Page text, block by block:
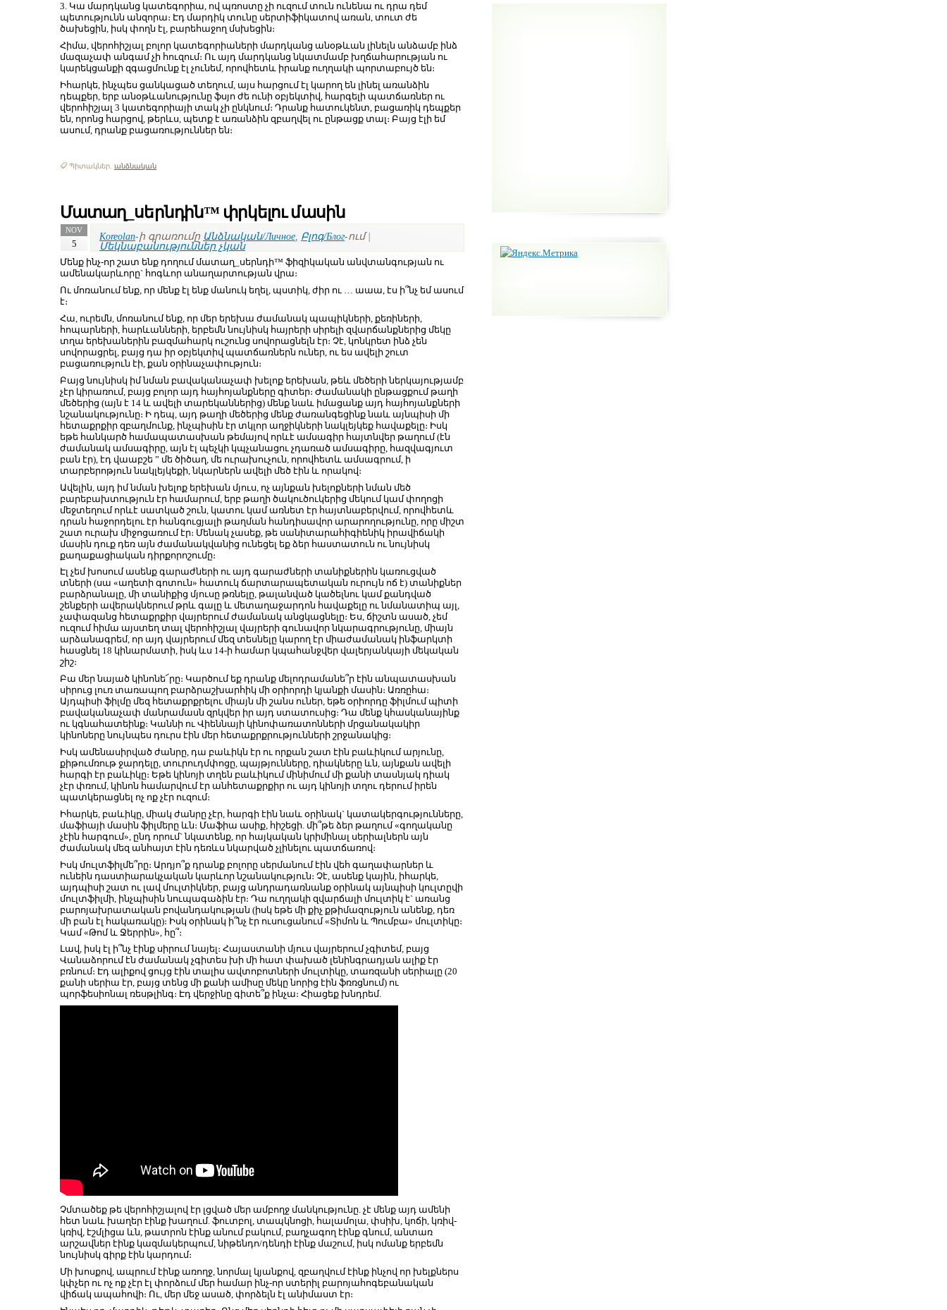
3. Կա մարդկանց կատեգորիա, ով պռոստը չի ուզում տուն ունենա ու դրա դեմ
պետությունն անզորա։ Էդ մարդիկ տունը սերտիֆիկատով առան, տուտ ժե
ծախեցին, իսկ փողն էլ, բարեհաջող մսխեցին։
Հիմա, վերոհիշյալ բոլոր կատեգորիաների մարդկանց անօթևան լինելն անձամբ ինձ
մազաչափ անգամ չի հուզում։ Ու այդ մարդկանց նկատմամբ խղճահարության ու
կարեկցանքի զգացմունք էլ չունեմ, որովհետև իրանք ուղղակի պորտաբույծ են։
Իհարկե, ինչպես ցանկացած տեղում, այս հարցում էլ կարող են լինել առանձին
դեպքեր, երբ անօթևանությունը ֆսյո ժե ունի օբյեկտիվ, հարգելի պատճառներ ու
վերոհիշյալ 3 կատեգորիայի տակ չի ընկնում։ Դրանք հատուկենտ, բացառիկ դեպքեր
են, որոնց հարցով, թերևս, պետք է առանձին զբաղվել ու ընթացք տալ։ Բայց էլի եմ
ասում, դրանք բացառություններ են։
Պիտակներ. անձնական
Մատաղ_սերնդին™ փրկելու մասին
NOV
5
Koreolan-ի գրառումը Անձնական/Личное Բլոգ/Блог-ում |
Մեկնաբանություններ չկան
Մենք ինչ-որ շատ ենք դողում մատաղ_սերնդի™ ֆիզիկական անվտանգության ու
ամենակարևորը` հոգևոր անաղարտության վրա։
Ու մոռանում ենք, որ մենք էլ ենք մանուկ եղել, պստիկ, ժիր ու … աաա, էս ի՞նչ եմ ասում
է։
Հա, ուրեմն, մոռանում ենք, որ մեր երեխա ժամանակ պապիկների, քեռիների,
հոպարների, հարևանների, երբեմն նույնիսկ հայրերի սիրելի զվարճանքներից մեկը
տղա երեխաներին բազմահարկ ուշունց սովորացնելն էր։ Չէ, կոնկրետ ինձ չեն
սովորացրել, բայց դա իր օբյեկտիվ պատճառներն ուներ, ու ես ավելի շուտ
բացառություն էի, քան օրինաչափություն։
Բայց նույնիսկ իմ նման բավականաչափ խելոք երեխան, թեև մեծերի ներկայությամբ
չէր կիրառում, բայց բոլոր այդ հայհոյանքները գիտեր։ Ժամանակի ընթացքում թաղի
մեծերից (այն է 14 և ավելի տարեկաններից) մենք նաև իմացանք այդ հայհոյանքների
նշանակությունը։ Ի դեպ, այդ թաղի մեծերից մենք ժառանգեցինք նաև այնպիսի մի
հետաքրքիր զբաղմունք, ինչպիսին էր տկլոր աղջիկների նակլեյկեք հավաքելը։ Իսկ
եթե հանկարծ համապատասխան թեմայով որևէ ամսագիր հայտնվեր թաղում (էն
ժամանակ ամսագիրը, այն էլ պեչկի կպչանացու չդառած ամսագիրը, հազվագյուտ
բան էր), էդ վաաբշե ” մե ծիծաղ, մե ուրախուչուն, որովհետև ամսագրում, ի
տարբերոթյուն նակլեյկեքի, նկարներն ավելի մեծ էին և որակով։
Ավելին, այդ իմ նման խելոք երեխան մյուս, ոչ այնքան խելոքների նման մեծ
բարեբախտություն էր համարում, երբ թաղի ծակուծուկերից մեկում կամ փողոցի
մեջտեղում որևէ սատկած շուն, կատու կամ առնետ էր հայտնաբերվում, որովհետև
դրան հաջորդելու էր հանգուցյալի թաղման հանդիսավոր արարողությունը, որը միշտ
շատ ուրախ միջոցառում էր։ Մենակ չասեք, թե սանիտարահիգիենիկ իրավիճակի
մասին դուք դեռ այն ժամանակվանից ունեցել եք ձեր հաստատուն ու նույնիսկ
քաղաքացիական դիրքորոշումը։
Էլ չեմ խոսում ասենք գարաժների ու այդ գարաժների տանիքներին կառուցված
տների (սա «աղետի գոտուն» հատուկ ճարտարապետական ուրույն ոճ է) տանիքներ
բարձրանալը, մի տանիքից մյուսը թռնելը, թալանված կածելնու կամ քանդված
շենքերի ավերակներում թրև գալը և մետաղաջարդոն հավաքելը ու նմանատիպ այլ,
չափազանց հետաքրքիր վայրերում ժամանակ անցկացնելը։ Ես, ճիշտն ասած, չեմ
ուզում հիմա այստեղ տալ վերոհիշյալ վայրերի գունավոր նկարագրությունը, միայն
արձանագրեմ, որ այդ վայրերում մեզ տեսնելը կարող էր միաժամանակ ինֆարկտի
հասցնել 18 կինարմատի, իսկ ևս 14-ի համար կպահանջվեր վալերյանկայի մեկական
շիշ։
Բա մեր նայած կինոնե՜րը։ Կարծում եք դրանք մելոդրամանե՞ր էին անպատասխան
սիրուց լուռ տառապող բարձրաշխարհիկ մի օրիորդի կյանքի մասին։ Առռըհա։
Այդպիսի ֆիլմը մեզ հետաքրքրելու միայն մի շանս ուներ, եթե օրիորդը ֆիլմում պիտի
բավականաչափ մանրամասն զրկվեր իր այդ ստատուսից։ Դա մենք կհասկանայինք
ու կգնահատեինք։ Կաննի ու Վիեննայի կինոփառատոնների մրցանակակիր
կինոները նույնպես դուրս էին մեր հետաքրքրությունների շրջանակից։
Իսկ ամենասիրված ժանրը, դա բաևիկն էր ու որքան շատ էին բաևիկում արյունը,
քիթումռութ ջարդելը, տուրուդմփոցը, պայթյունները, դիակները ևն, այնքան ավելի
հարգի էր բաևիկը։ Եթե կինոյի տղեն բաևիկում մինիմում մի քանի տասնյակ դիակ
չէր փռում, կինոն համարվում էր անհետաքրքիր ու այդ կինոյի տղու դերում իրեն
պատկերացնել ոչ ոք չէր ուզում։
Իհարկե, բաևիկը, միակ ժանրը չէր, հարգի էին նաև օրինակ` կատակերգությունները,
մաֆիայի մասին ֆիլմերը ևն։ Մաֆիա ասիք, հիշեցի. մի՞թե ձեր թաղում «գողականը
չէին հարգում», ընդ որում` նկատենք, որ հայկական կրիմինալ սերիալներն այն
ժամանակ մեզ անհայտ էին դեռևս նկարված չլինելու պատճառով։
Իսկ մուլտֆիլմե՞րը։ Արդյո՞ք դրանք բոլորը սերմանում էին վեհ գաղափարներ և
ունեին դաստիարակչական կարևոր նշանակություն։ Չէ, ասենք կային, իհարկե,
այդպիսի շատ ու լավ մուլտիկներ, բայց անդրադառնանք օրինակ այնպիսի կուլտըվի
մուլտֆիլմի, ինչպիսին նուպագաձին էր։ Դա ուղղակի զվարճալի մուլտիկ է` առանց
բարոյախրատական բովանդակության (իսկ եթե մի քիչ քթիմազություն անենք, դեռ
մի բան էլ հակառակը)։ Իսկ օրինակ ի՞նչ էր ուսուցանում «Տիմոն և Պումբա» մուլտիկը։
Կամ «Թոմ և Ջերրին», հը՞։
Լավ, իսկ էլ ի՞նչ էինք սիրում նայել։ Հայաստանի մյուս վայրերում չգիտեմ, բայց
Վանաձորում էն ժամանակ չգիտես խի մի հատ փախած լենինգրադյան ալիք էր
բռնում։ Էդ ալիքով ցույց էին տալիս ավտոբոտների մուլտիկը, տառզանի սերիալը (20
քանի սերիա էր, բայց տենց մի քանի ամիսը մեկը նորից էին ֆռռցնում) ու
պորֆեսիոնալ ռեսթլինգ։ Էդ վերջինը գիտե՞ք ինչա։ Հիացեք խնդրեմ.
Չմտածեք թե վերոհիշյալով էր լցված մեր ամբողջ մանկությունը. չէ մենք այդ ամենի
հետ նաև խաղեր էինք խաղում. ֆուտբոլ, տապկնոցի, հալամոլա, փսիխ, կոճի, կռիվ-
կռիվ, էշմլիցա ևն, թատրոն էինք անում բակում, բաղչագող էինք գնում, անտառ
արշավներ էինք կազմակերպում, նիթենդո/դենդի էինք մաշում, իսկ ոմանք երբեմն
նույնիսկ գիրք էին կարդում։
Մի խոսքով, ապրում էինք առողջ, նորմալ կյանքով, զբաղվում էինք ինչով որ խելքներս
կփչեր ու ոչ ոք չէր էլ փորձում մեր համար ինչ-որ ստերիլ բարոյահոգեբանական
վիճակ ապահովի։ Ու, մեր մեջ ասած, փորձելն էլ անիմաստ էր։